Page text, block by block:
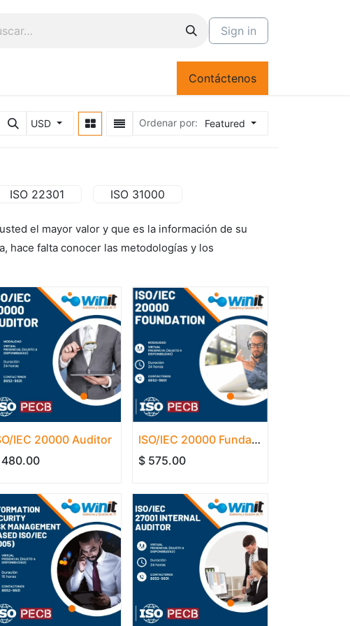
Sign in
Contáctenos
USD Ordenar por: Featured
ISO 22301 ISO 31000
el mayor valor y que es la información de su
hace falta conocer las metodologías y los
IEC 20000 Auditor
480.00
ISO/IEC 20000 Fundamentos
$ 575.00